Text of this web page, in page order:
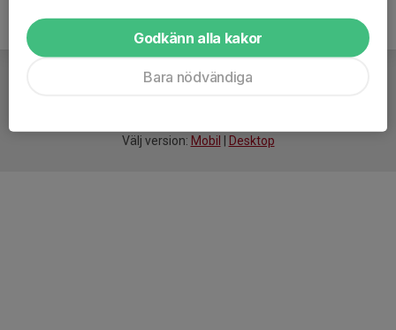
Välj version: Mobil Desktop
Godkänn alla kakor
Bara nödvändiga